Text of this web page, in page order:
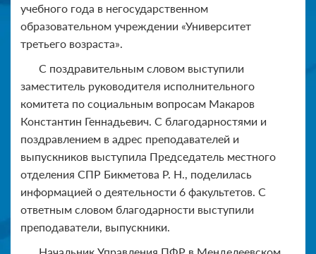
учебного года в негосударственном
образовательном учреждении «Университет
третьего возраста».
С поздравительным словом выступили
заместитель руководителя исполнительного
комитета по социальным вопросам Макаров
Константин Геннадьевич. С благодарностями и
поздравлением в адрес преподавателей и
выпускников выступила Председатель местного
отделения СПР Бикметова Р. Н., поделилась
информацией о деятельности 6 факультетов. С
ответным словом благодарности выступили
преподаватели, выпускники.